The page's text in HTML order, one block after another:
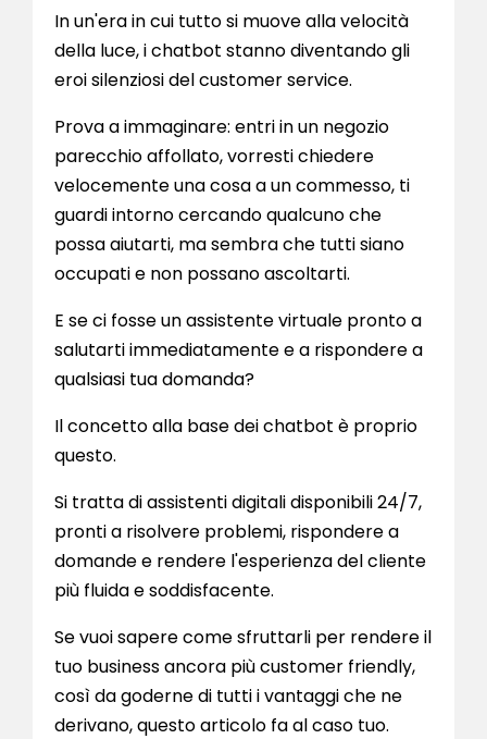
In un'era in cui tutto si muove alla velocità
della luce, i chatbot stanno diventando gli
eroi silenziosi del customer service.
Prova a immaginare: entri in un negozio
parecchio affollato, vorresti chiedere
velocemente una cosa a un commesso, ti
guardi intorno cercando qualcuno che
possa aiutarti, ma sembra che tutti siano
occupati e non possano ascoltarti.
E se ci fosse un assistente virtuale pronto a
salutarti immediatamente e a rispondere a
qualsiasi tua domanda?
Il concetto alla base dei chatbot è proprio
questo.
Si tratta di assistenti digitali disponibili 24/7,
pronti a risolvere problemi, rispondere a
domande e rendere l'esperienza del cliente
più fluida e soddisfacente.
Se vuoi sapere come sfruttarli per rendere il
tuo business ancora più customer friendly,
così da goderne di tutti i vantaggi che ne
derivano, questo articolo fa al caso tuo.